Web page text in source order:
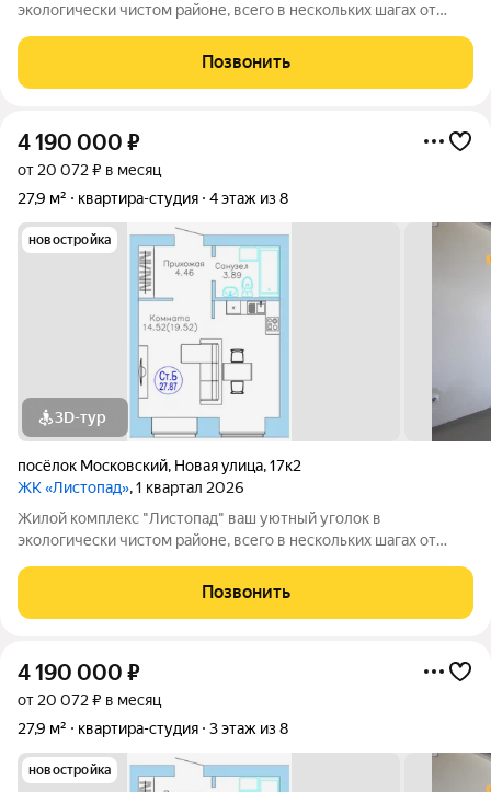
экологически чистом районе, всего в нескольких шагах от
ждут просторные квартиры в настоящем кирпичном доме с
высокими потолками и большими
Позвонить
4 190 000 ₽
от 20 072 ₽ в месяц
27,9 м²
квартира-студия 4 этаж из 8
новостройка
3D-тур
посёлок Московский, Новая улица,17к2
ЖК «Листопад», 1 квартал 2026
Жилой комплекс "Листопад" ваш уютный уголок в
экологически чистом районе, всего в нескольких шагах от
ждут просторные квартиры в настоящем кирпичном доме с
высокими потолками и большими
Позвонить
4 190 000 ₽
от 20 072 ₽ в месяц
27,9 м²
квартира-студия 3 этаж из 8
новостройка